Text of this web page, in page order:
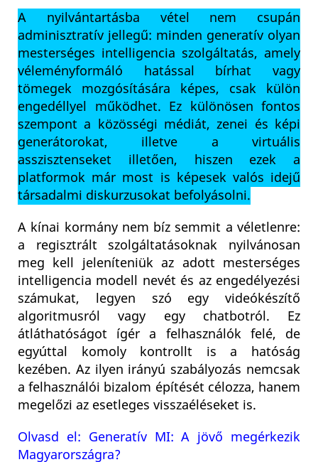
A nyilvántartásba vétel nem csupán
adminisztratív jellegű: minden generatív olyan
mesterséges intelligencia szolgáltatás, amely
véleményformáló hatással bírhat vagy
tömegek mozgósítására képes, csak külön
engedéllyel működhet. Ez különösen fontos
szempont a közösségi médiát, zenei és képi
generátorokat, illetve a virtuális
asszisztenseket illetően, hiszen ezek a
platformok már most is képesek valós idejű
társadalmi diskurzusokat befolyásolni.
A kínai kormány nem bíz semmit a véletlenre:
a regisztrált szolgáltatásoknak nyilvánosan
meg kell jeleníteniük az adott mesterséges
intelligencia modell nevét és az engedélyezési
számukat, legyen szó egy videókészítő
algoritmusról vagy egy chatbotról. Ez
átláthatóságot ígér a felhasználók felé, de
egyúttal komoly kontrollt is a hatóság
kezében. Az ilyen irányú szabályozás nemcsak
a felhasználói bizalom építését célozza, hanem
megelőzi az esetleges visszaéléseket is.
Olvasd el: Generatív MI: A jövő megérkezik
Magyarországra?